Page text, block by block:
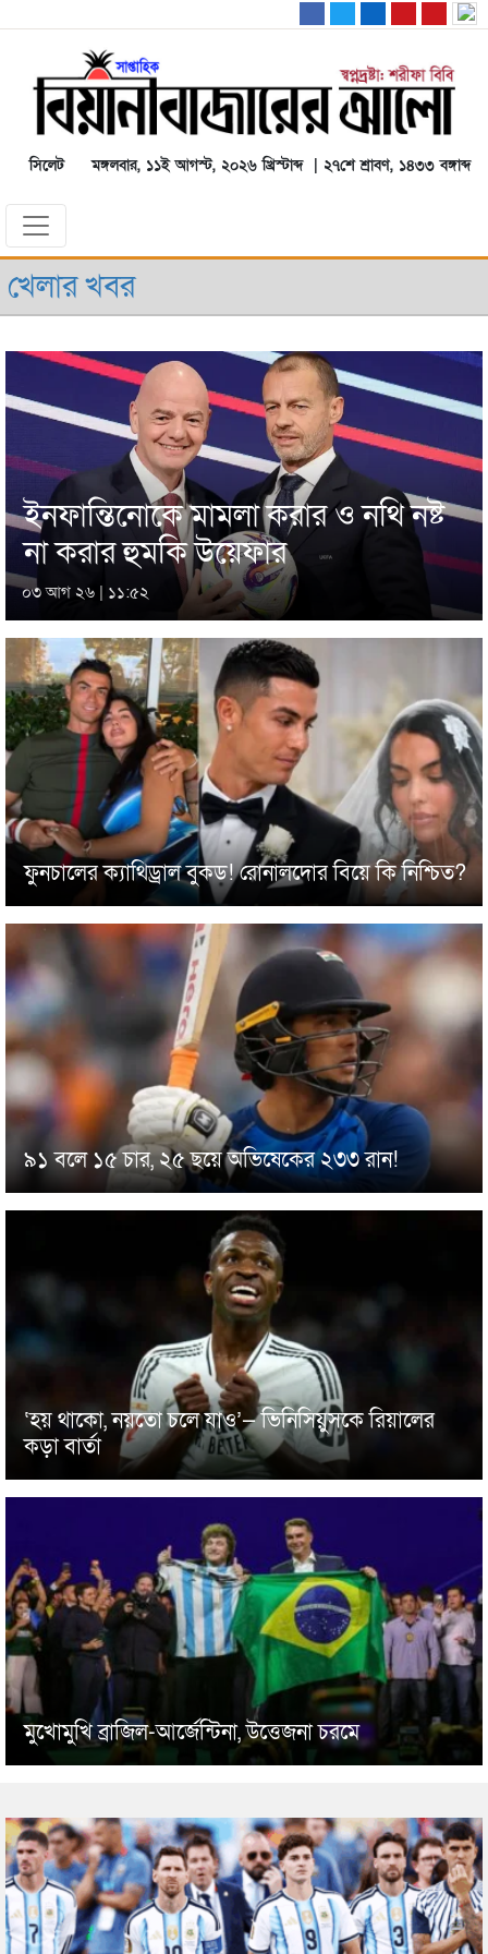
সিলেট মঙ্গলবার, ১১ই আগস্ট, ২০২৬ খ্রিস্টাব্দ | ২৭শে শ্রাবণ, ১৪৩৩ বঙ্গাব্দ
খেলার খবর
ইনফান্তিনোকে মামলা করার ও নথি নষ্ট
না করার হুমকি উয়েফার
০৩ আগ ২৬ | ১১:৫২
ফুনচালের ক্যাথিড্রাল বুকড! রোনালদোর বিয়ে কি নিশ্চিত?
৯১ বলে ১৫ চার, ২৫ ছয়ে অভিষেকের ২৩৩ রান!
‘হয় থাকো, নয়তো চলে যাও’— ভিনিসিয়ুসকে রিয়ালের
কড়া বার্তা
মুখোমুখি ব্রাজিল-আর্জেন্টিনা, উত্তেজনা চরমে